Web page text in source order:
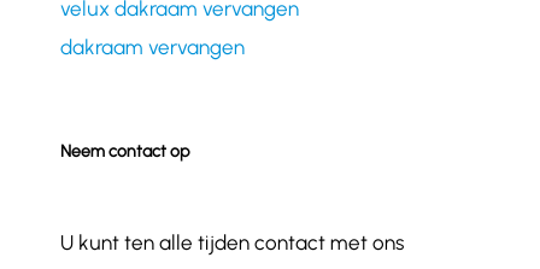
velux dakraam vervangen
dakraam vervangen
Neem contact op
U kunt ten alle tijden contact met ons